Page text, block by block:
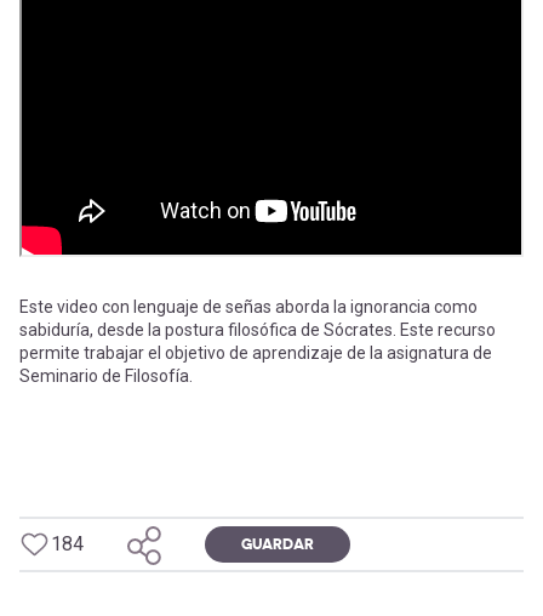
mi
cuenta
Este video con lenguaje de señas aborda la ignorancia como
sabiduría, desde la postura filosófica de Sócrates. Este recurso
permite trabajar el objetivo de aprendizaje de la asignatura de
Seminario de Filosofía.
184 GUARDAR